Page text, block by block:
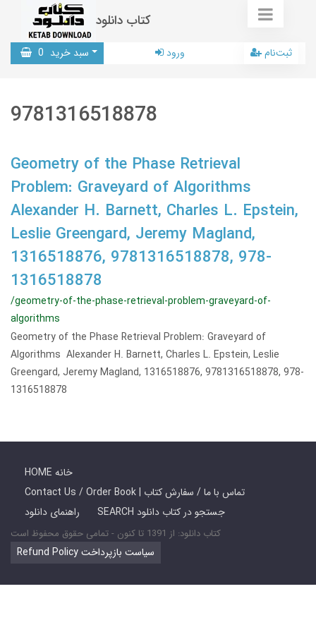
کتاب دانلود
سبد خرید 0 ورود ثبت‌نام
9781316518878
Geometry of the Phase Retrieval
Problem: Graveyard of Algorithms
Alexander H. Barnett, Charles L. Epstein,
Leslie Greengard, Jeremy Magland,
1316518876, 9781316518878, 978-
1316518878
/geometry-of-the-phase-retrieval-problem-graveyard-of-
algorithms
Geometry of the Phase Retrieval Problem: Graveyard of
Algorithms Alexander H. Barnett, Charles L. Epstein, Leslie
Greengard, Jeremy Magland, 1316518876, 9781316518878, 978-
1316518878
HOME خانه
Contact Us / Order Book | تماس با ما / سفارش کتاب
راهنمای دانلود
SEARCH جستجو در کتاب دانلود
کتاب دانلود: از 1391 تا کنون - تمامی حقوق محفوظ است
Refund Policy سیاست بازپرداخت